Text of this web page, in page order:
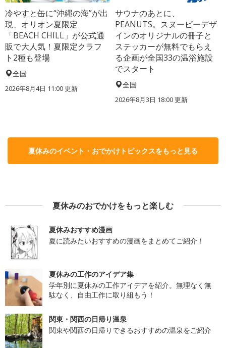
冷やすと缶に“沖縄の海”が出
現、オリオン夏限定
「BEACH CHILL」が公式通
販で大人気！夏限定クラフ
ト2種も登場
全国
2026年8月4日 11:00更新
サウナのあとに、
PEANUTS。スヌーピーデザ
インのオリジナルの冊子と
ステッカーが無料でもらえ
る企画が全国33の温浴施設
でスタート
全国
2026年8月3日 18:00更新
夏休みのイベント・おでかけトピックスをもっと見る
夏休みのおでかけをもっと楽しむ
夏休みおすすめ漫画
夏に読みたいおすすめの漫画をまとめてご紹介！
夏休みの工作のアイデア集
学年別に夏休みの工作アイデアを紹介。無理なく無
駄なく、自由工作に取り組もう！
関東・関西の日帰り温泉
関東や関西の日帰りできるおすすめの温泉をご紹介